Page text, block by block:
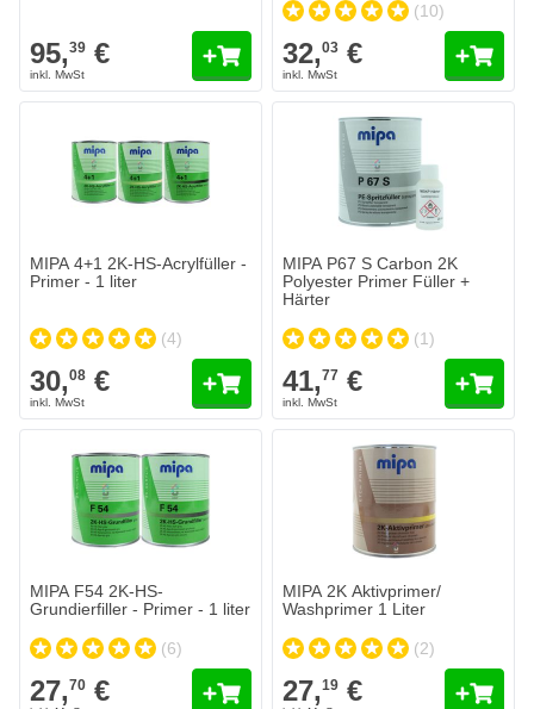
95,39 €
(10)
32,03 €
Heute versendet
€
In den Warenkorb
MIPA 4+1 2K-HS-Acrylfüller -
Primer - 1 liter
(4)
30,08 €
MIPA P67 S Carbon 2K
Polyester Primer Füller +
Härter
(1)
41,77 €
Heute versendet
70€
In den Warenkorb
MIPA F54 2K-HS-
Grundierfiller - Primer - 1 liter
(6)
27,70 €
MIPA 2K Aktivprimer/
Washprimer 1 Liter
(2)
27,19 €